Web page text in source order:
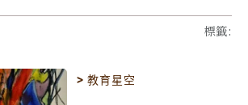
標籤:
>教育星空